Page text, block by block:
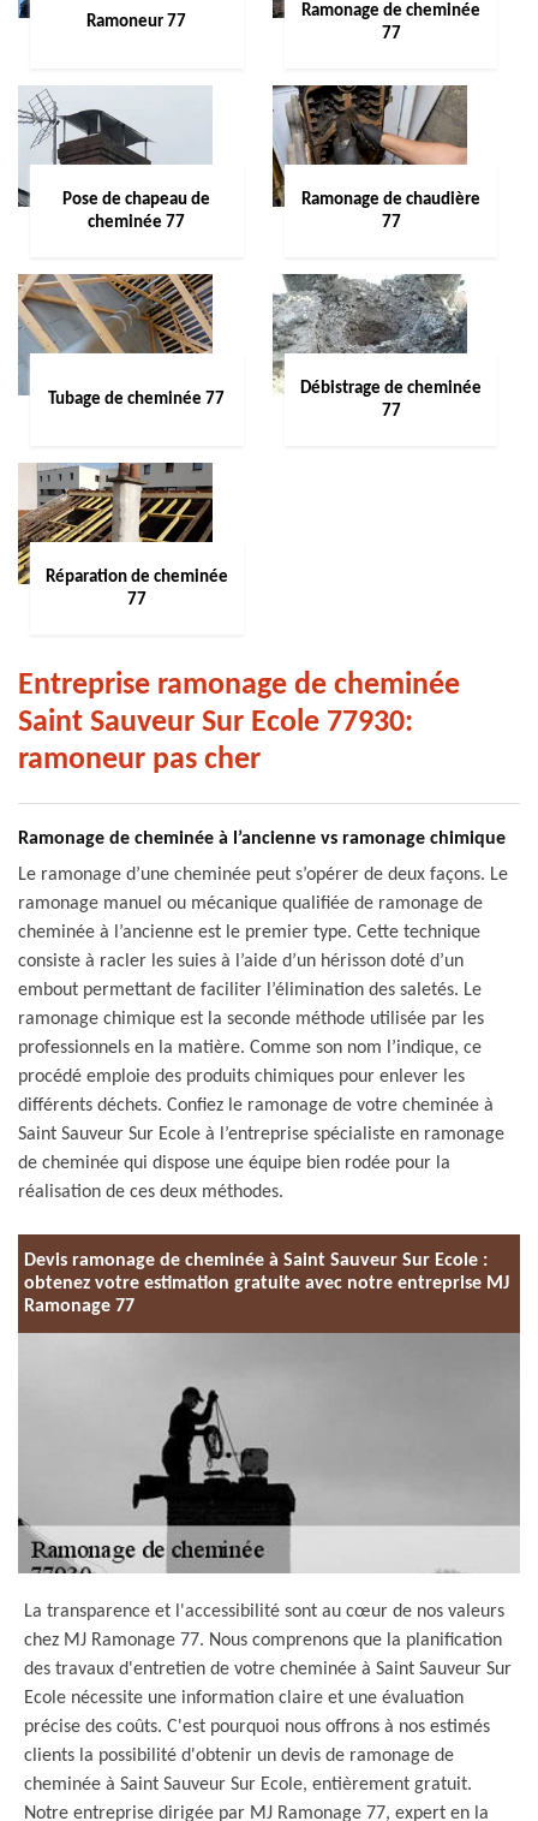
Ramoneur 77
Ramonage de cheminée
77
Pose de chapeau de
cheminée 77
Ramonage de chaudière
77
Tubage de cheminée 77
Débistrage de cheminée
77
Réparation de cheminée
77
Entreprise ramonage de cheminée
Saint Sauveur Sur Ecole 77930:
ramoneur pas cher
Ramonage de cheminée à l’ancienne vs ramonage chimique
Le ramonage d’une cheminée peut s’opérer de deux façons. Le
ramonage manuel ou mécanique qualifiée de ramonage de
cheminée à l’ancienne est le premier type. Cette technique
consiste à racler les suies à l’aide d’un hérisson doté d’un
embout permettant de faciliter l’élimination des saletés. Le
ramonage chimique est la seconde méthode utilisée par les
professionnels en la matière. Comme son nom l’indique, ce
procédé emploie des produits chimiques pour enlever les
différents déchets. Confiez le ramonage de votre cheminée à
Saint Sauveur Sur Ecole à l’entreprise spécialiste en ramonage
de cheminée qui dispose une équipe bien rodée pour la
réalisation de ces deux méthodes.
Devis ramonage de cheminée à Saint Sauveur Sur Ecole :
obtenez votre estimation gratuite avec notre entreprise MJ
Ramonage 77
La transparence et l'accessibilité sont au cœur de nos valeurs
chez MJ Ramonage 77. Nous comprenons que la planification
des travaux d'entretien de votre cheminée à Saint Sauveur Sur
Ecole nécessite une information claire et une évaluation
précise des coûts. C'est pourquoi nous offrons à nos estimés
clients la possibilité d'obtenir un devis de ramonage de
cheminée à Saint Sauveur Sur Ecole, entièrement gratuit.
Notre entreprise dirigée par MJ Ramonage 77, expert en la